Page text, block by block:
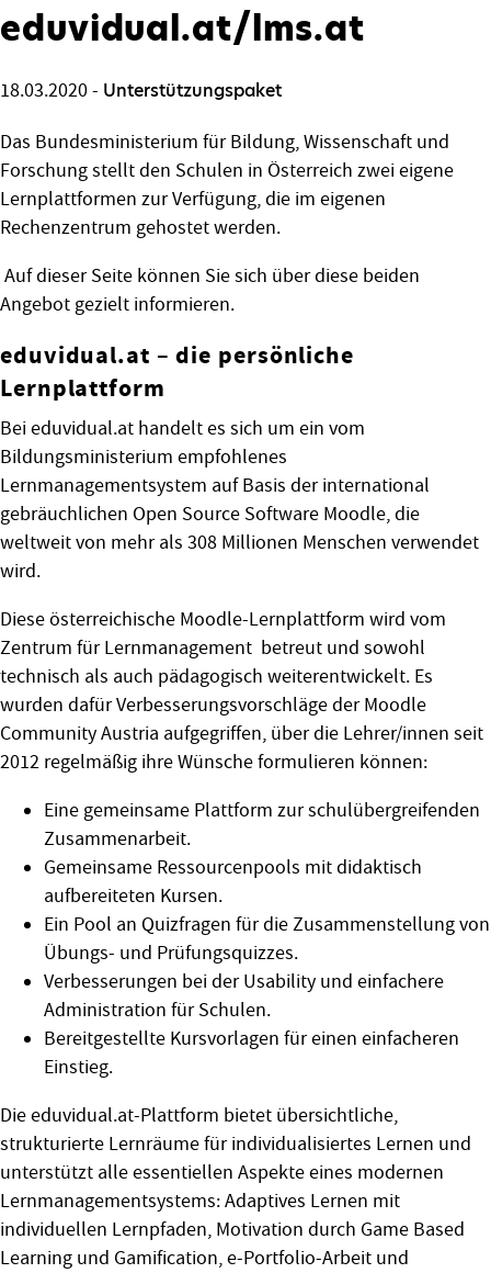
eduvidual.at/lms.at
18.03.2020- Unterstützungspaket
Das Bundesministerium für Bildung, Wissenschaft und
Forschung stellt den Schulen in Österreich zwei eigene
Lernplattformen zur Verfügung, die im eigenen
Rechenzentrum gehostet werden.
Auf dieser Seite können Sie sich über diese beiden
Angebot gezielt informieren.
eduvidual.at – die persönliche
Lernplattform
Bei eduvidual.at handelt es sich um ein vom
Bildungsministerium empfohlenes
Lernmanagementsystem auf Basis der international
gebräuchlichen Open Source Software Moodle, die
weltweit von mehr als 308 Millionen Menschen verwendet
wird.
Diese österreichische Moodle-Lernplattform wird vom
Zentrum für Lernmanagement betreut und sowohl
technisch als auch pädagogisch weiterentwickelt. Es
wurden dafür Verbesserungsvorschläge der Moodle
Community Austria aufgegriffen, über die Lehrer/innen seit
2012 regelmäßig ihre Wünsche formulieren können:
Eine gemeinsame Plattform zur schulübergreifenden
Zusammenarbeit.
Gemeinsame Ressourcenpools mit didaktisch
aufbereiteten Kursen.
Ein Pool an Quizfragen für die Zusammenstellung von
Übungs- und Prüfungsquizzes.
Verbesserungen bei der Usability und einfachere
Administration für Schulen.
Bereitgestellte Kursvorlagen für einen einfacheren
Einstieg.
Die eduvidual.at-Plattform bietet übersichtliche,
strukturierte Lernräume für individualisiertes Lernen und
unterstützt alle essentiellen Aspekte eines modernen
Lernmanagementsystems: Adaptives Lernen mit
individuellen Lernpfaden, Motivation durch Game Based
Learning und Gamification, e-Portfolio-Arbeit und